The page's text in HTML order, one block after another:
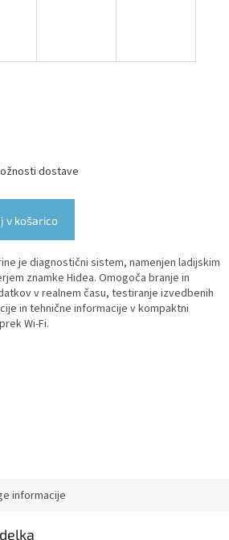
dostave
v košarico
je diagnostični sistem, namenjen ladijskim
znamke Hidea. Omogoča branje in
v realnem času, testiranje izvedbenih
in tehnične informacije v kompaktni
Wi-Fi.
informacije